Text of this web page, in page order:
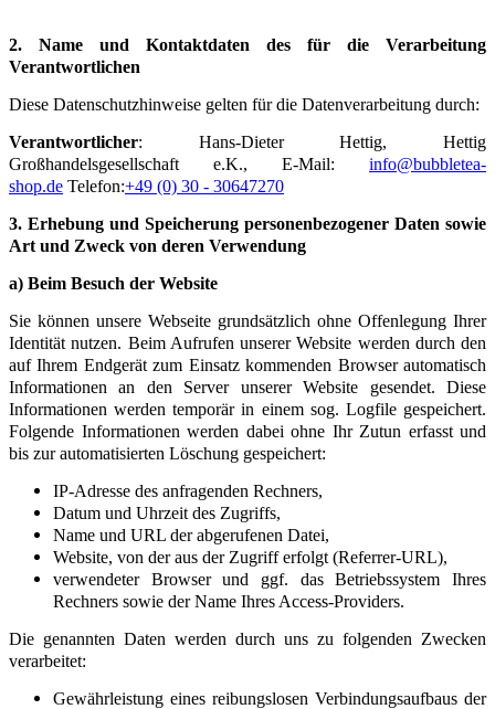
2. Name und Kontaktdaten des für die Verarbeitung
Verantwortlichen
Diese Datenschutzhinweise gelten für die Datenverarbeitung durch:
Verantwortlicher: Hans-Dieter Hettig, Hettig
Großhandelsgesellschaft e.K., E-Mail: info@bubbletea-
shop.de Telefon:+49 (0) 30 - 30647270
3. Erhebung und Speicherung personenbezogener Daten sowie
Art und Zweck von deren Verwendung
a) Beim Besuch der Website
Sie können unsere Webseite grundsätzlich ohne Offenlegung Ihrer
Identität nutzen. Beim Aufrufen unserer Website werden durch den
auf Ihrem Endgerät zum Einsatz kommenden Browser automatisch
Informationen an den Server unserer Website gesendet. Diese
Informationen werden temporär in einem sog. Logfile gespeichert.
Folgende Informationen werden dabei ohne Ihr Zutun erfasst und
bis zur automatisierten Löschung gespeichert:
IP-Adresse des anfragenden Rechners,
Datum und Uhrzeit des Zugriffs,
Name und URL der abgerufenen Datei,
Website, von der aus der Zugriff erfolgt (Referrer-URL),
verwendeter Browser und ggf. das Betriebssystem Ihres
Rechners sowie der Name Ihres Access-Providers.
Die genannten Daten werden durch uns zu folgenden Zwecken
verarbeitet:
Gewährleistung eines reibungslosen Verbindungsaufbaus der